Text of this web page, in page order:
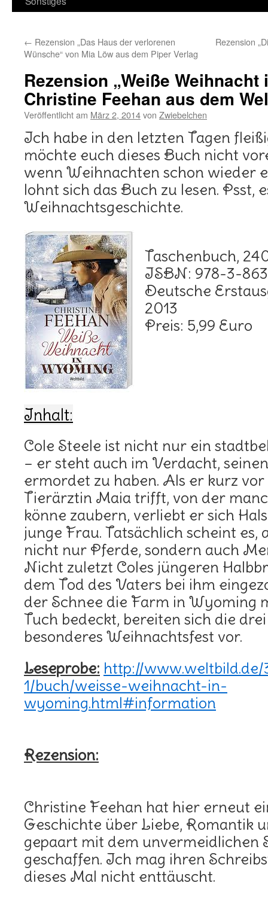
← Rezension „Das Haus der verlorenen
Wünsche“ von Mia Löw aus dem Piper Verlag
Rezension
Rezension „Weiße
Christine Feehan aus dem
Veröffentlicht am März 2, 2014von Zwiebelchen
Ich habe in den letzten Tagen
möchte euch dieses Buch nicht
wenn Weihnachten schon wieder
lohnt sich das Buch zu lesen. Psst,
Weihnachtsgeschichte.
Taschenbuch,
ISBN: 978-3-
Deutsche
2013
Preis: 5,99 Euro
Inhalt:
Cole Steele ist nicht nur ein
– er steht auch im Verdacht,
ermordet zu haben. Als er kurz
Tierärztin Maia trifft, von der
könne zaubern, verliebt er sich
junge Frau. Tatsächlich scheint es,
nicht nur Pferde, sondern auch
Nicht zuletzt Coles jüngeren
dem Tod des Vaters bei ihm
der Schnee die Farm in Wyoming
Tuch bedeckt, bereiten sich die
besonderes Weihnachtsfest vor.
Leseprobe: http://www.weltbild.de/
1/buch/weisse-weihnacht-in-
wyoming.html#information
Rezension:
Christine Feehan hat hier erneut
Geschichte über Liebe, Romantik
gepaart mit dem unvermeidlichen
geschaffen. Ich mag ihren
dieses Mal nicht enttäuscht.